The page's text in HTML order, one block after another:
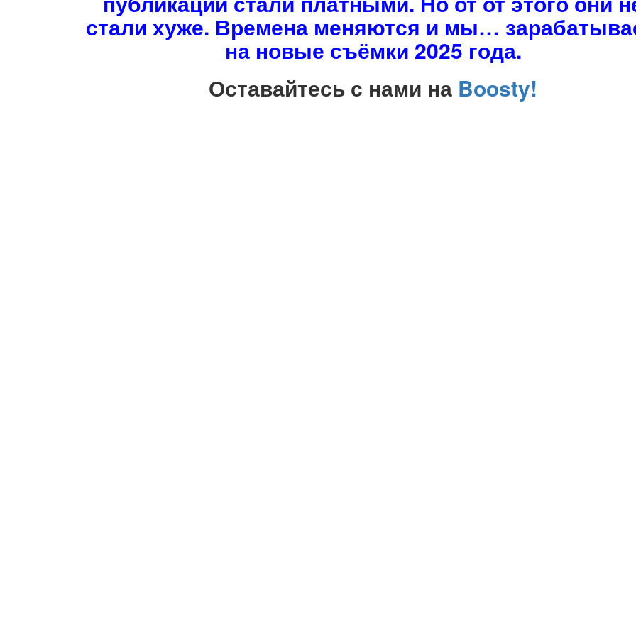
стали хуже. Времена меняются и мы…
на новые съёмки 2025 года.
Оставайтесь с нами на Boosty!